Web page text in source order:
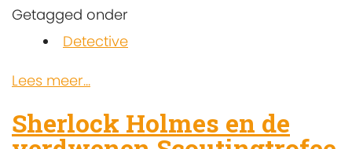
Getagged onder
Detective
Lees meer...
Sherlock Holmes en de